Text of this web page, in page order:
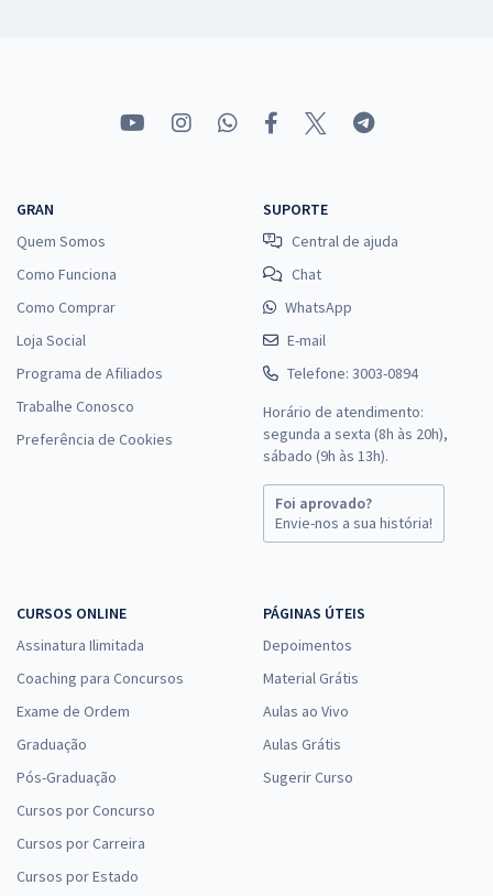
GRAN
Quem Somos
Como Funciona
Como Comprar
Loja Social
Programa de Afiliados
Trabalhe Conosco
Preferência de Cookies
SUPORTE
Central de ajuda
Chat
WhatsApp
E-mail
Telefone: 3003-0894
Horário de atendimento:
segunda a sexta (8h às 20h),
sábado (9h às 13h).
Foi aprovado?
Envie-nos a sua história!
CURSOS ONLINE
Assinatura Ilimitada
Coaching para Concursos
Exame de Ordem
Graduação
Pós-Graduação
Cursos por Concurso
Cursos por Carreira
Cursos por Estado
PÁGINAS ÚTEIS
Depoimentos
Material Grátis
Aulas ao Vivo
Aulas Grátis
Sugerir Curso